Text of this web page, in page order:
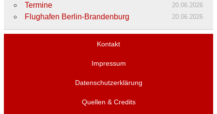
Termine 20.06.2026
Flughafen Berlin-Brandenburg 20.06.2026
Kontakt
Impressum
Datenschutzerklärung
Quellen & Credits